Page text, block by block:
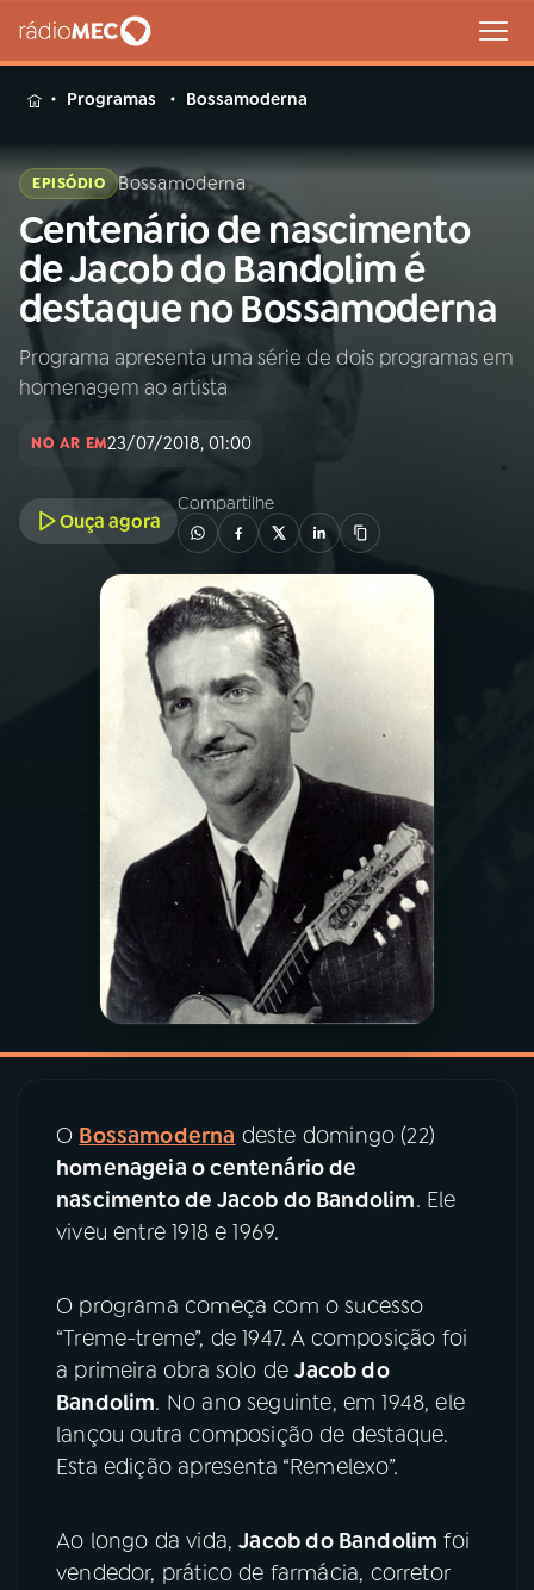
MENU
Buscar
na
Rádio
MEC
Buscar
Início AO VIVO
INÍCIO
A RÁDIO
PROGRAMAÇÃO
PROGRAMAS
PODCASTS
VIDEOCASTS
ÚLTIMAS
PRÊMIO RÁDIO MEC
Instagram X
TikTok
Programas Bossamoderna
EPISÓDIO Bossamoderna
Centenário de nascimento
de Jacob do Bandolim é
destaque no Bossamoderna
Programa apresenta uma série de dois programas em
homenagem ao artista
NO AR EM23/07/2018, 01:00
Ouça agora
Compartilhe
O Bossamoderna deste domingo (22)
homenageia o centenário de
nascimento de Jacob do Bandolim. Ele
viveu entre 1918 e 1969.
O programa começa com o sucesso
“Treme-treme”, de 1947. A composição foi
a primeira obra solo deJacob do
Bandolim. No ano seguinte, em 1948, ele
lançou outra composição de destaque.
Esta edição apresenta “Remelexo”.
Ao longo da vida,Jacob do Bandolim foi
vendedor, prático de farmácia, corretor